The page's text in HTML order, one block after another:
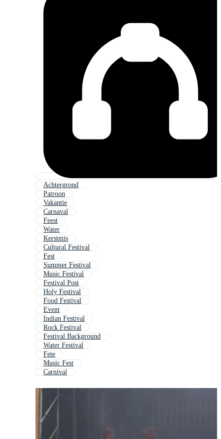
Achtergrond
Patroon
Vakantie
Carnaval
Feest
Water
Kerstmis
Cultural Festival
Fest
Summer Festival
Music Festival
Festival Post
Holy Festival
Food Festival
Event
Indian Festival
Rock Festival
Festival Background
Water Festival
Fete
Music Fest
Carnival